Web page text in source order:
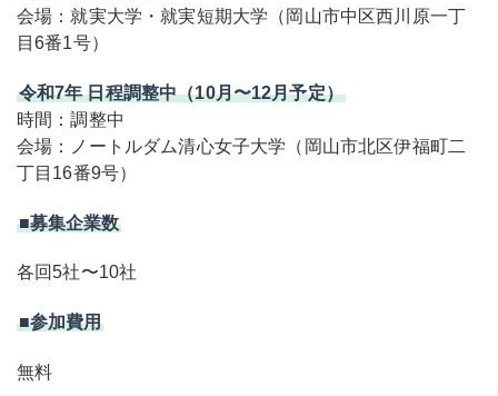
会場：就実大学・就実短期大学（岡山市中区西川原一丁
目6番1号）
令和7年 日程調整中（10月〜12月予定）
時間：調整中
会場：ノートルダム清心女子大学（岡山市北区伊福町二
丁目16番9号）
■募集企業数
各回5社〜10社
■参加費用
無料